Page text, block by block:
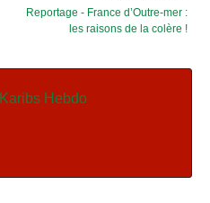
Reportage - France d’Outre-mer :
les raisons de la colère !
Karibs Hebdo